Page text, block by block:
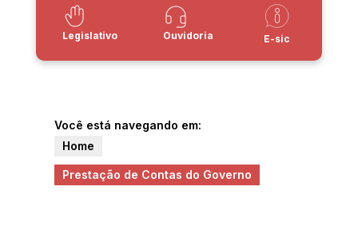
Legislativo Ouvidoria E-sic
Você está navegando em:
Home
Prestação de Contas do Governo